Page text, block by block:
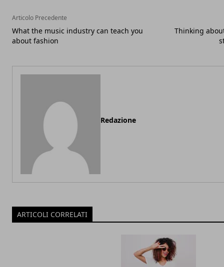
Articolo Precedente
What the music industry can teach you
about fashion
Thinking
Redazione
ARTICOLI CORRELATI